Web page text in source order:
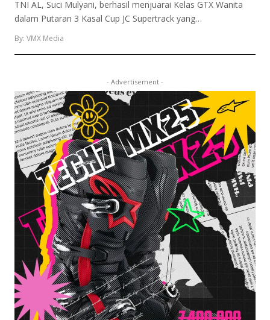
TNI AL, Suci Mulyani, berhasil menjuarai Kelas GTX Wanita
dalam Putaran 3 Kasal Cup JC Supertrack yang…
By: VMX Media
- Advertisement -